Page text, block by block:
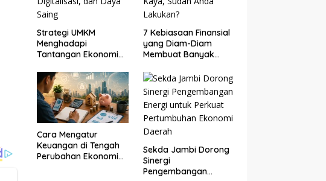
Strategi UMKM
Menghadapi
Tantangan Ekonomi
Digitalisasi, dan Daya
Saing
7 Kebiasaan Finansial
yang Diam-Diam
Membuat Banyak
Sudah Anda Lakukan?
Cara Mengatur
Keuangan di Tengah
Perubahan Ekonomi
Sekda Jambi Dorong
Sinergi
Pengembangan